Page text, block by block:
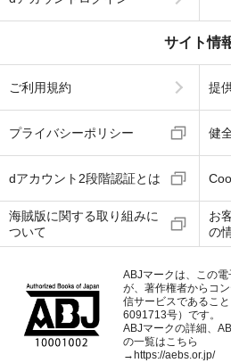
サイト情
ご利用規約 提
プライバシーポリシー 健
dアカウント2段階認証とは
海賊版に関する取り組みに
ついて
お
の
ABJマークは、この
が、著作権者からコ
信サービスであるこ
6091713号）です。
ABJマークの詳細、
の一覧はこちら
→ https://aebs.or.jp/